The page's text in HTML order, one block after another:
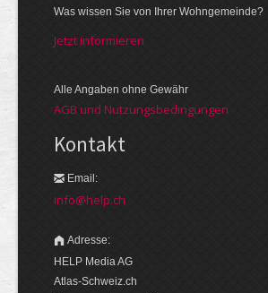
Was wissen Sie von Ihrer Wohngemeinde?
Jetzt informieren
Alle Angaben ohne Gewähr
AGB und Nutzungsbedingungen
Kontakt
Email:
info@help.ch
Adresse:
HELP Media AG
Atlas-Schweiz.ch